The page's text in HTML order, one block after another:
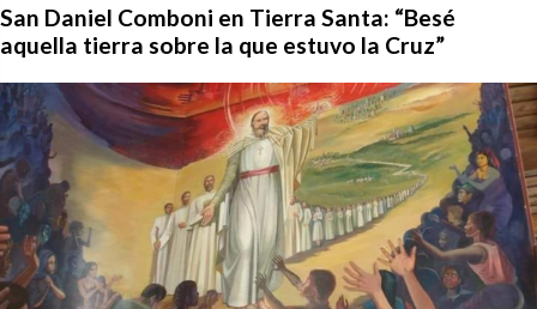
San Daniel Comboni en Tierra Santa: “Besé
aquella tierra sobre la que estuvo la Cruz”